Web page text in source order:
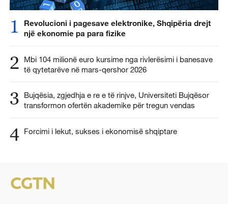
1
Revolucioni i pagesave elektronike, Shqipëria drejt
një ekonomie pa para fizike
2
Mbi 104 milionë euro kursime nga rivlerësimi i banesave
të qytetarëve në mars-qershor 2026
3
Bujqësia, zgjedhja e re e të rinjve, Universiteti Bujqësor
transformon ofertën akademike për tregun vendas
4 Forcimi i lekut, sukses i ekonomisë shqiptare